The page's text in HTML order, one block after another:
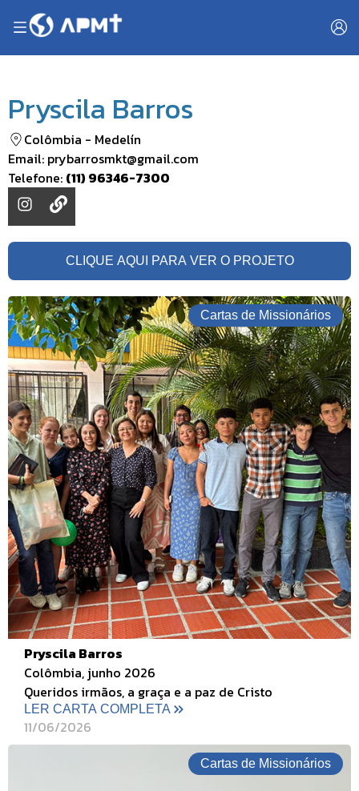
Pryscila Barros
Colômbia - Medelín
Email: prybarrosmkt@gmail.com
Telefone: (11) 96346-7300
CLIQUE AQUI PARA VER O PROJETO
Cartas de Missionários
Pryscila Barros
Colômbia, junho 2026
Queridos irmãos, a graça e a paz de Cristo
LER CARTA COMPLETA
11/06/2026
Cartas de Missionários